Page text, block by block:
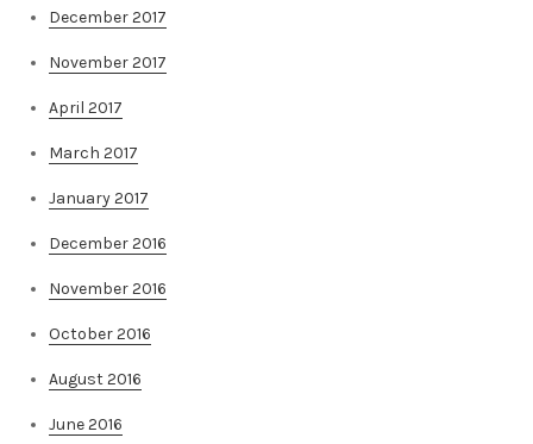
December 2017
November 2017
April 2017
March 2017
January 2017
December 2016
November 2016
October 2016
August 2016
June 2016